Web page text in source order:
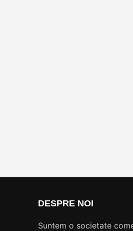
DESPRE NOI
Suntem o societate